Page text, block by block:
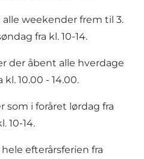
weekender frem til 3.
fra kl. 10-14.
der åbent alle hverdage
kl. 10.00 - 14.00.
som i foråret lørdag fra
10-14.
efterårsferien fra